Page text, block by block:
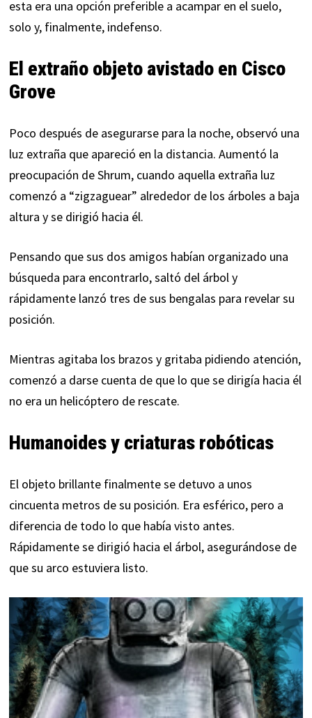
esta era una opción preferible a acampar en el suelo,
solo y, finalmente, indefenso.
El extraño objeto avistado en Cisco
Grove
Poco después de asegurarse para la noche, observó una
luz extraña que apareció en la distancia. Aumentó la
preocupación de Shrum, cuando aquella extraña luz
comenzó a “zigzaguear” alrededor de los árboles a baja
altura y se dirigió hacia él.
Pensando que sus dos amigos habían organizado una
búsqueda para encontrarlo, saltó del árbol y
rápidamente lanzó tres de sus bengalas para revelar su
posición.
Mientras agitaba los brazos y gritaba pidiendo atención,
comenzó a darse cuenta de que lo que se dirigía hacia él
no era un helicóptero de rescate.
Humanoides y criaturas robóticas
El objeto brillante finalmente se detuvo a unos
cincuenta metros de su posición. Era esférico, pero a
diferencia de todo lo que había visto antes.
Rápidamente se dirigió hacia el árbol, asegurándose de
que su arco estuviera listo.